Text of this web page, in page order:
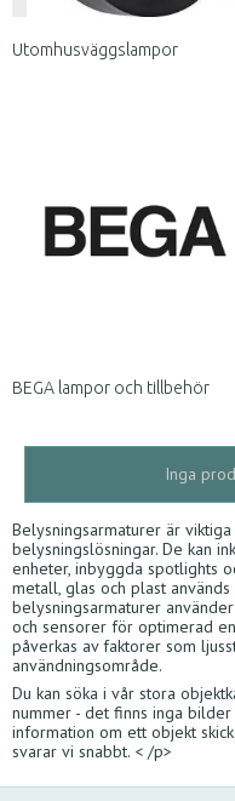
Utomhusväggslampor
BEGA lampor och tillbehör
Inga
Belysningsarmaturer är
belysningslösningar. De kan
enheter, inbyggda spotlights
metall, glas och plast
belysningsarmaturer
och sensorer för optimerad
påverkas av faktorer som
användningsområde.
Du kan söka i vår stora
nummer - det finns inga
information om ett objekt
svarar vi snabbt. < /p>